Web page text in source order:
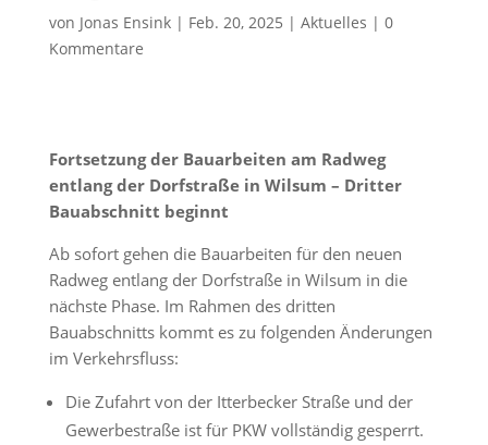
von Jonas Ensink| Feb. 20, 2025 | Aktuelles | 0
Kommentare
Fortsetzung der Bauarbeiten am Radweg
entlang der Dorfstraße in Wilsum – Dritter
Bauabschnitt beginnt
Ab sofort gehen die Bauarbeiten für den neuen
Radweg entlang der Dorfstraße in Wilsum in die
nächste Phase. Im Rahmen des dritten
Bauabschnitts kommt es zu folgenden Änderungen
im Verkehrsfluss:
Die Zufahrt von der Itterbecker Straße und der
Gewerbestraße ist für PKW vollständig gesperrt.